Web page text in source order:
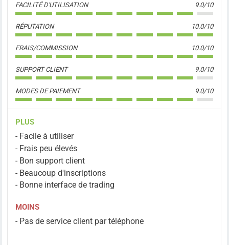
FACILITÉ D'UTILISATION 9.0/10
RÉPUTATION 10.0/10
FRAIS/COMMISSION 10.0/10
SUPPORT CLIENT 9.0/10
MODES DE PAIEMENT 9.0/10
PLUS
- Facile à utiliser
- Frais peu élevés
- Bon support client
- Beaucoup d'inscriptions
- Bonne interface de trading
MOINS
- Pas de service client par téléphone